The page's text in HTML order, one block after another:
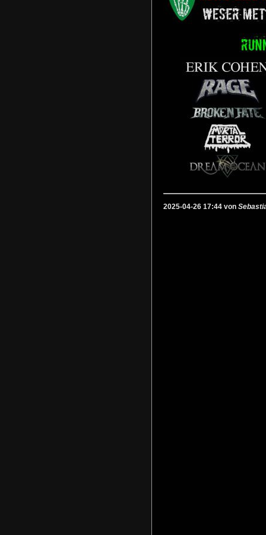
2025-04-26 17:44 von